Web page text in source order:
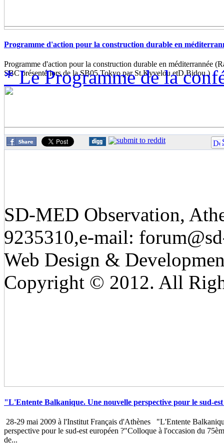
Programme d'action pour la construction durable en
Programme d'action pour la construction durable en méditerrannée
SBC présenté lors de la SB05 Tokyo par St.Kyvelou etD.Bidou )
"L'Entente Balkanique. Une nouvelle perspective pour le sud-
28-29 mai 2009 à l'Institut Français d'Athènes "L'Entente
perspective pour le sud-est européen ?"Colloque à l'occasion du
de...
* Le Programme de la
SD-MED Observation,
9235310,e-mail:
Web Design &
Copyright © 2012. All